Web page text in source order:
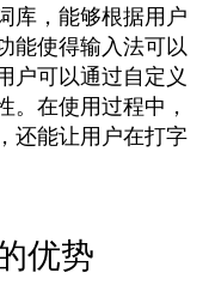
库，能够根据用户
能使得输入法可以
户可以通过自定义
。在使用过程中，
还能让用户在打字
优势